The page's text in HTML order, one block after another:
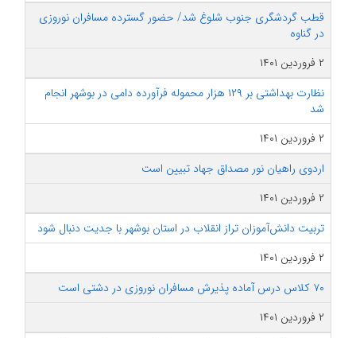
قطب گردشگری جنوب شلوغ شد/ حضور گسترده مسافران نوروزی
در گناوه
۲ فروردین ۱۴۰۱
نظارت بهداشتی بر ۱۲۹ هزار محموله فرآورده دامی در بوشهر انجام
شد
۲ فروردین ۱۴۰۱
اردوی راهیان نور مصداق جهاد تبیین است
۲ فروردین ۱۴۰۱
تربیت دانش‌آموزان تراز انقلاب در استان بوشهر با جدیت دنبال شود
۲ فروردین ۱۴۰۱
۷۰ کلاس درس آماده پذیرش مسافران نوروزی در دشتی است
۲ فروردین ۱۴۰۱